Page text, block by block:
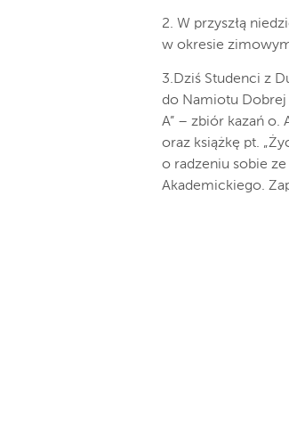
2. W przyszłą
w okresie
3.Dziś Studenci z
do Namiotu Dobrej
A” – zbiór kazań o.
oraz książkę pt.
o radzeniu sobie ze
Akademickiego.